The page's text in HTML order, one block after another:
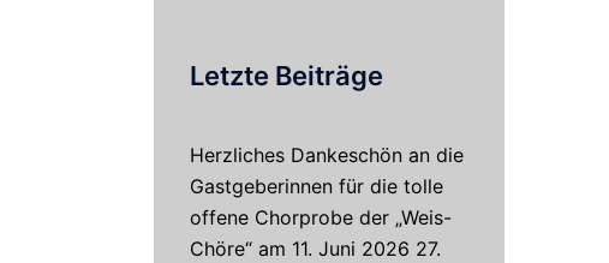
Letzte Beiträge
Herzliches Dankeschön an die
Gastgeberinnen für die tolle
offene Chorprobe der „Weis-
Chöre“ am 11. Juni 2026 27.